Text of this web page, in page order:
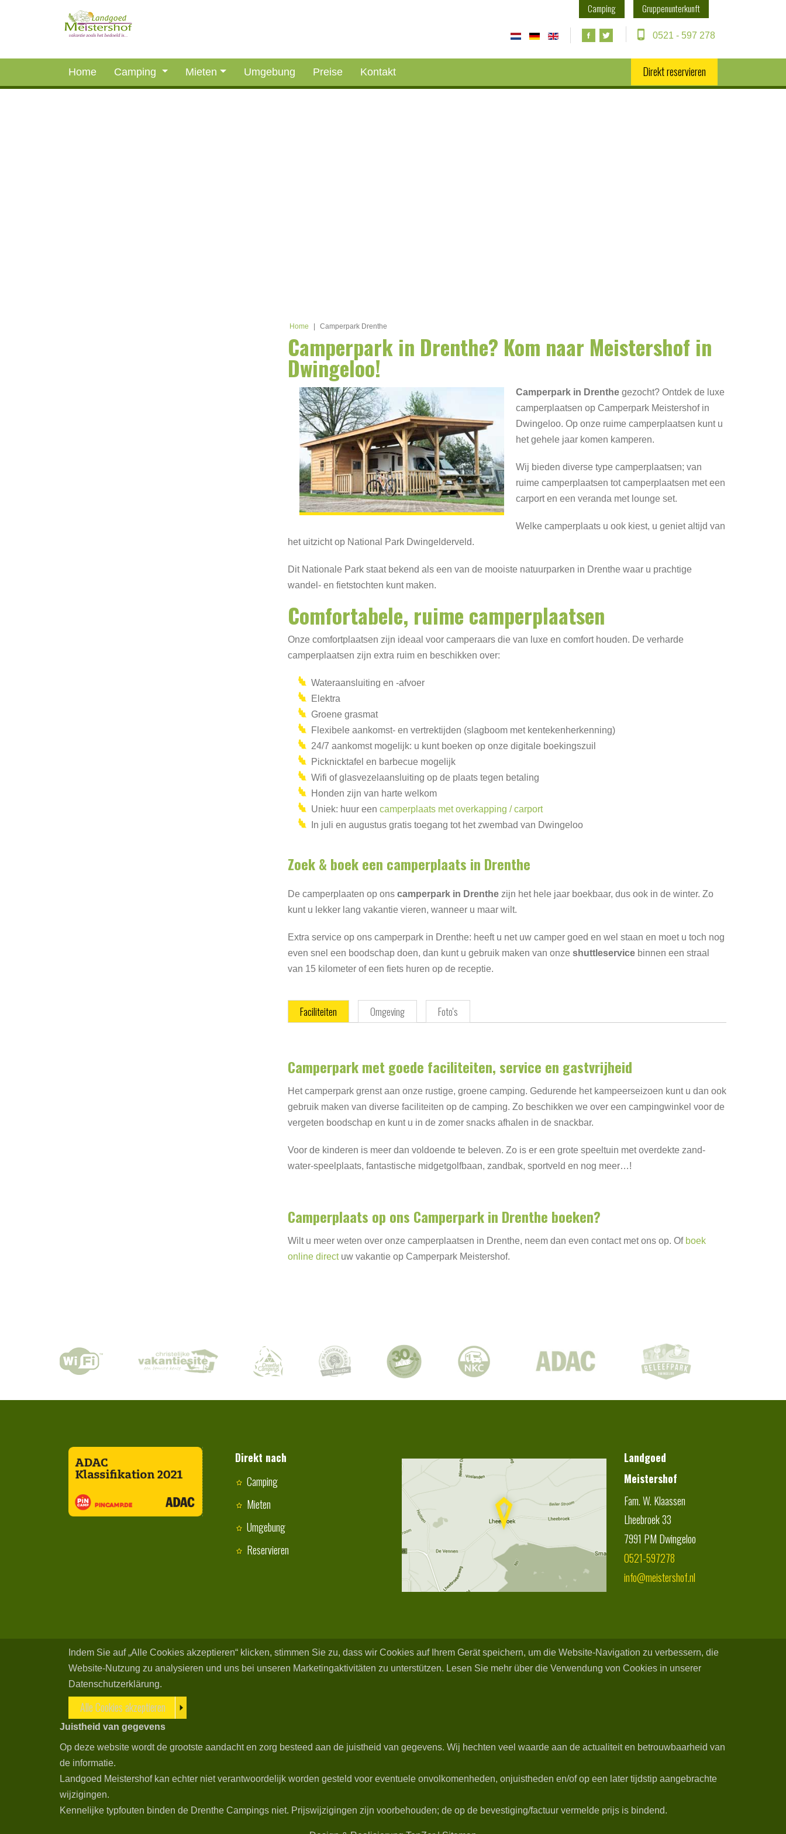
Camping Gruppenunterkunft
0521 - 597 278
Home Camping Mieten Umgebung Preise Kontakt Direkt reservieren
Home Camperpark Drenthe
Camperpark in Drenthe? Kom naar Meistershof in
Dwingeloo!
Camperpark in Drenthe gezocht? Ontdek de luxe
camperplaatsen op Camperpark Meistershof in
Dwingeloo. Op onze ruime camperplaatsen kunt u
het gehele jaar komen kamperen.
Wij bieden diverse type camperplaatsen; van
ruime camperplaatsen tot camperplaatsen met een
carport en een veranda met lounge set.
Welke camperplaats u ook kiest, u geniet altijd van
het uitzicht op National Park Dwingelderveld.
Dit Nationale Park staat bekend als een van de mooiste natuurparken in Drenthe waar u prachtige
wandel- en fietstochten kunt maken.
Comfortabele, ruime camperplaatsen
Onze comfortplaatsen zijn ideaal voor camperaars die van luxe en comfort houden. De verharde
camperplaatsen zijn extra ruim en beschikken over:
Wateraansluiting en -afvoer
Elektra
Groene grasmat
Flexibele aankomst- en vertrektijden (slagboom met kentekenherkenning)
24/7 aankomst mogelijk: u kunt boeken op onze digitale boekingszuil
Picknicktafel en barbecue mogelijk
Wifi of glasvezelaansluiting op de plaats tegen betaling
Honden zijn van harte welkom
Uniek: huur een camperplaats met overkapping / carport
In juli en augustus gratis toegang tot het zwembad van Dwingeloo
Zoek & boek een camperplaats in Drenthe
De camperplaaten op ons camperpark in Drenthe zijn het hele jaar boekbaar, dus ook in de winter. Zo
kunt u lekker lang vakantie vieren, wanneer u maar wilt.
Extra service op ons camperpark in Drenthe: heeft u net uw camper goed en wel staan en moet u toch nog
even snel een boodschap doen, dan kunt u gebruik maken van onze shuttleservice binnen een straal
van 15 kilometer of een fiets huren op de receptie.
Faciliteiten Omgeving Foto's
Camperpark met goede faciliteiten, service en gastvrijheid
Het camperpark grenst aan onze rustige, groene camping. Gedurende het kampeerseizoen kunt u dan ook
gebruik maken van diverse faciliteiten op de camping. Zo beschikken we over een campingwinkel voor de
vergeten boodschap en kunt u in de zomer snacks afhalen in de snackbar.
Voor de kinderen is meer dan voldoende te beleven. Zo is er een grote speeltuin met overdekte zand-
water-speelplaats, fantastische midgetgolfbaan, zandbak, sportveld en nog meer…!
Camperplaats op ons Camperpark in Drenthe boeken?
Wilt u meer weten over onze camperplaatsen in Drenthe, neem dan even contact met ons op. Of boek
online directuw vakantie op Camperpark Meistershof.
Direkt nach
Camping
Mieten
Umgebung
Reservieren
Landgoed
Meistershof
Fam. W. Klaassen
Lheebroek 33
7991 PM Dwingeloo
0521-597278
info@meistershof.nl
Indem Sie auf „Alle Cookies akzeptieren“ klicken, stimmen Sie zu, dass wir Cookies auf Ihrem Gerät speichern, um die Website-Navigation zu verbessern, die
Website-Nutzung zu analysieren und uns bei unseren Marketingaktivitäten zu unterstützen. Lesen Sie mehr über die Verwendung von Cookies in unserer
Datenschutzerklärung.
Alle Cookies akzeptieren
Juistheid van gegevens
Op deze website wordt de grootste aandacht en zorg besteed aan de juistheid van gegevens. Wij hechten veel waarde aan de actualiteit en betrouwbaarheid van
de informatie.
Landgoed Meistershof kan echter niet verantwoordelijk worden gesteld voor eventuele onvolkomenheden, onjuistheden en/of op een later tijdstip aangebrachte
wijzigingen.
Kennelijke typfouten binden de Drenthe Campings niet. Prijswijzigingen zijn voorbehouden; de op de bevestiging/factuur vermelde prijs is bindend.